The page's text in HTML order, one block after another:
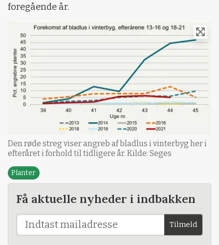
foregående år.
Den røde streg viser angreb af bladlus i vinterbyg her i
efteråret i forhold til tidligere år. Kilde: Seges
Planter
Få aktuelle nyheder i indbakken
Tilmeld